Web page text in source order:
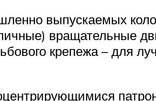
выпускаемых
вращательные
крепежа – для